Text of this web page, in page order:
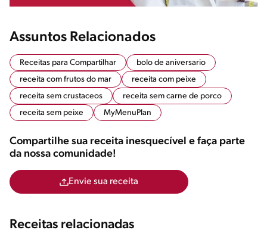
Assuntos Relacionados
Receitas para Compartilhar
bolo de aniversario
receita com frutos do mar
receita com peixe
receita sem crustaceos
receita sem carne de porco
receita sem peixe
MyMenuPlan
Compartilhe sua receita inesquecível e faça parte
da nossa comunidade!
Envie sua receita
Receitas relacionadas